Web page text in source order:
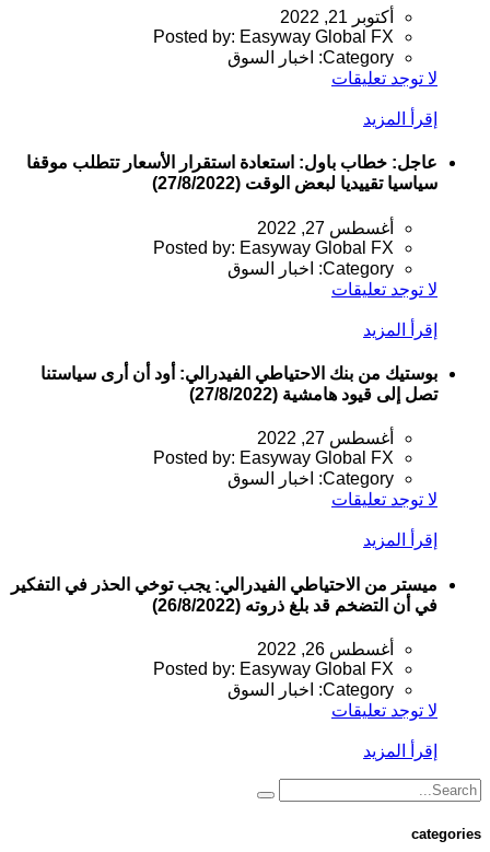
أكتوبر 21, 2022
Posted by: Easyway Global FX
Category:
اخبار السوق
لا توجد تعليقات
إقرأ المزيد
عاجل: خطاب باول: استعادة استقرار الأسعار تتطلب موقفا
سياسيا تقييديا لبعض الوقت (27/8/2022)
أغسطس 27, 2022
Posted by: Easyway Global FX
Category:
اخبار السوق
لا توجد تعليقات
إقرأ المزيد
بوستيك من بنك الاحتياطي الفيدرالي: أود أن أرى سياستنا
تصل إلى قيود هامشية (27/8/2022)
أغسطس 27, 2022
Posted by: Easyway Global FX
Category:
اخبار السوق
لا توجد تعليقات
إقرأ المزيد
ميستر من الاحتياطي الفيدرالي: يجب توخي الحذر في التفكير
في أن التضخم قد بلغ ذروته (26/8/2022)
أغسطس 26, 2022
Posted by: Easyway Global FX
Category:
اخبار السوق
لا توجد تعليقات
إقرأ المزيد
categories